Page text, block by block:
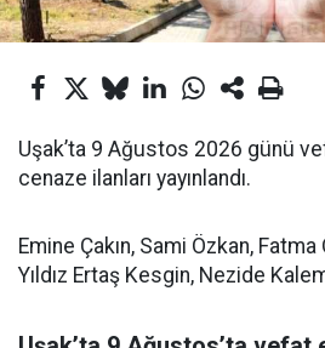
Uşak’ta 9 Ağustos 2026 günü
cenaze ilanları yayınlandı.
Emine Çakın, Sami Özkan,
Yıldız Ertaş Kesgin, Nezide